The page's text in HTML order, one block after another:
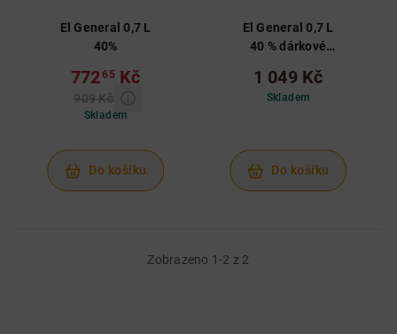
El General 0,7 L
40%
77265 Kč
909 Kč
Skladem
Do košíku
El General 0,7 L
40 % dárkové
skleničkou
1 049 Kč
Skladem
Do košíku
Zobrazeno 1-2 z 2